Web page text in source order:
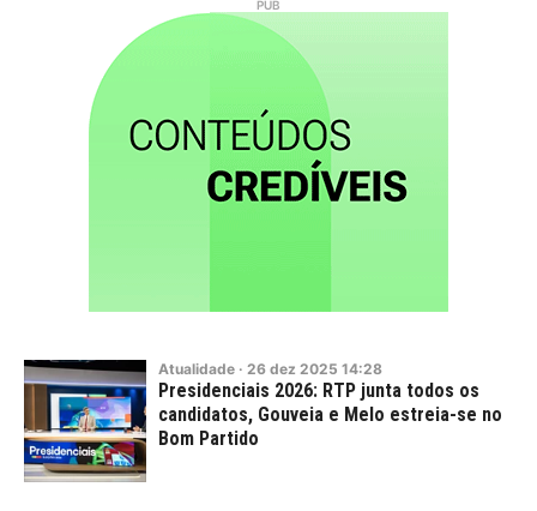
Atualidade · 26 dez 2025 14:28
Presidenciais 2026: RTP junta todos os
candidatos, Gouveia e Melo estreia-se no
Bom Partido